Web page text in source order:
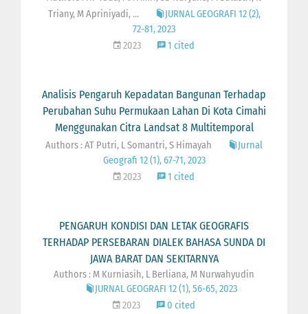
Triany, M Apriniyadi, ...
JURNAL GEOGRAFI 12 (2),
72-81, 2023
2023
1 cited
Analisis Pengaruh Kepadatan Bangunan Terhadap
Perubahan Suhu Permukaan Lahan Di Kota Cimahi
Menggunakan Citra Landsat 8 Multitemporal
Authors : AT Putri, L Somantri, S Himayah
Jurnal
Geografi 12 (1), 67-71, 2023
2023
1 cited
PENGARUH KONDISI DAN LETAK GEOGRAFIS
TERHADAP PERSEBARAN DIALEK BAHASA SUNDA DI
JAWA BARAT DAN SEKITARNYA
Authors : M Kurniasih, L Berliana, M Nurwahyudin
JURNAL GEOGRAFI 12 (1), 56-65, 2023
2023
0 cited